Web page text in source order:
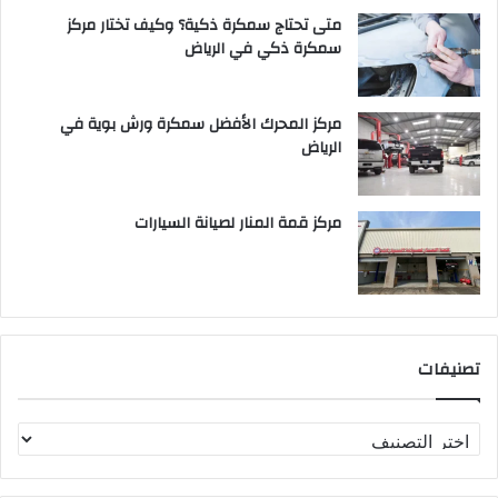
متى تحتاج سمكرة ذكية؟ وكيف تختار مركز
سمكرة ذكي في الرياض
مركز المحرك الأفضل سمكرة ورش بوية في
الرياض
مركز قمة المنار لصيانة السيارات
تصنيفات
ص
ن